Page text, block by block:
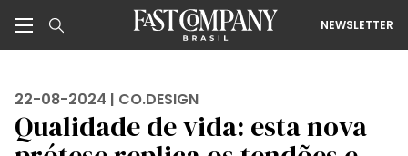
NEWSLETTER
22-08-2024 | CO.DESIGN
Qualidade de vida: esta nova